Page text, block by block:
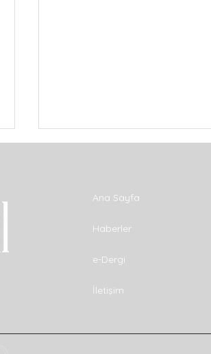
Ricoh, IDC MarketScape’in
Üretim Yazıcıları raporunda
Ana Sayfa
Haberler
e-Dergi
İletişim